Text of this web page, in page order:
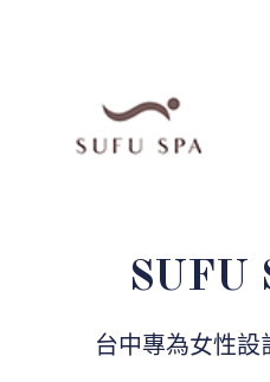
SUFU
台中專為女性設